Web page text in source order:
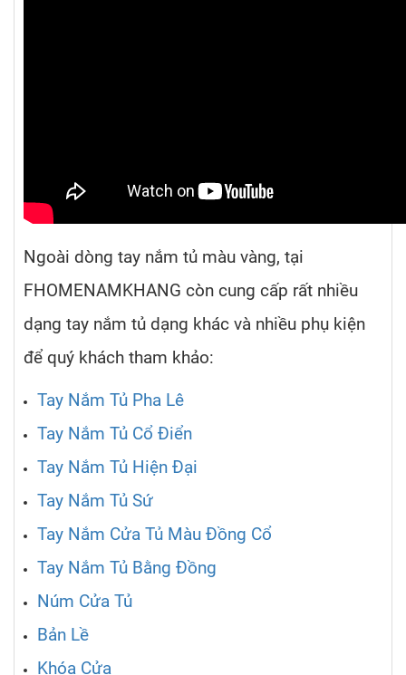
Ngoài dòng tay nắm tủ màu vàng, tại
FHOMENAMKHANG còn cung cấp rất nhiều
dạng tay nắm tủ dạng khác và nhiều phụ kiện
để quý khách tham khảo:
Tay Nắm Tủ Pha Lê
Tay Nắm Tủ Cổ Điển
Tay Nắm Tủ Hiện Đại
Tay Nắm Tủ Sứ
Tay Nắm Cửa Tủ Màu Đồng Cổ
Tay Nắm Tủ Bằng Đồng
Núm Cửa Tủ
Bản Lề
Khóa Cửa